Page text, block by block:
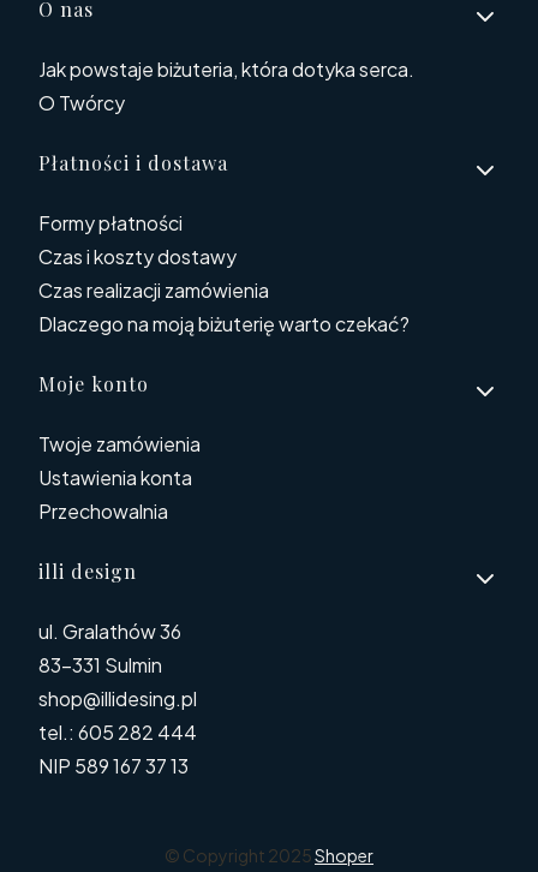
O nas
Jak powstaje biżuteria, która dotyka serca.
O Twórcy
Płatności i dostawa
Formy płatności
Czas i koszty dostawy
Czas realizacji zamówienia
Dlaczego na moją biżuterię warto czekać?
Moje konto
Twoje zamówienia
Ustawienia konta
Przechowalnia
illi design
ul. Gralathów 36
83-331 Sulmin
shop@illidesing.pl
tel.: 605 282 444
NIP 589 167 37 13
© Copyright 2025Shoper